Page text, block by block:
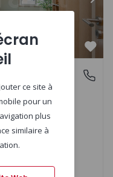
ce site à
pour un
plus
similaire à